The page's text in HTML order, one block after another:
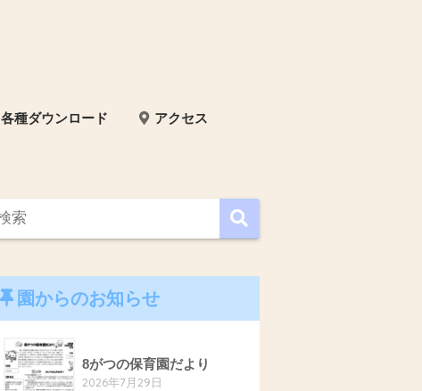
各種ダウンロード アクセス
園からのお知らせ
8がつの保育園だより
2026年7月29日